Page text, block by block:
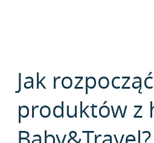
Jak
produktów z